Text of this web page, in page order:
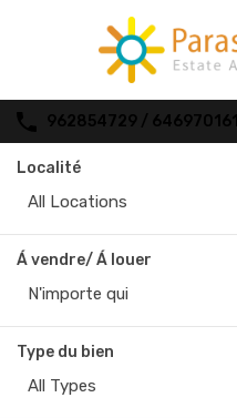
962854729 / 646970161
Localité
All Locations
Á vendre/ Á louer
N'importe qui
Type du bien
All Types